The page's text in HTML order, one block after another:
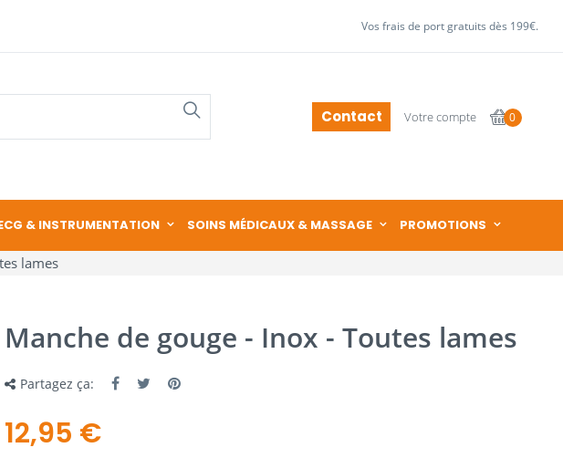
Vos frais de port gratuits dès 199€.
Contact Votre compte 0
& INSTRUMENTATION SOINS MÉDICAUX & MASSAGE PROMOTIONS
lames
Manche de gouge - Inox - Toutes lames
Partagez ça:
12,95 €